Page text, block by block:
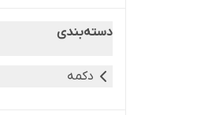
دسته‌بندی
دکمه